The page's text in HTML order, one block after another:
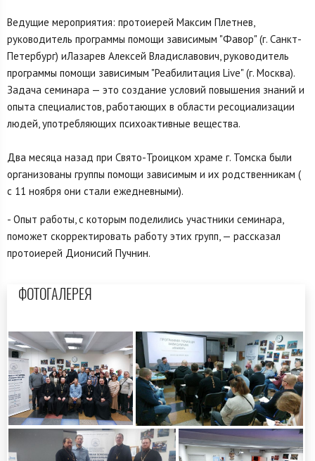
Ведущие мероприятия: протоиерей Максим Плетнев,
руководитель программы помощи зависимым "Фавор" (г. Санкт-
Петербург) иЛазарев Алексей Владиславович, руководитель
программы помощи зависимым "Реабилитация Live" (г. Москва).
Задача семинара — это создание условий повышения знаний и
опыта специалистов, работающих в области ресоциализации
людей, употребляющих психоактивные вещества.
Два месяца назад при Свято-Троицком храме г. Томска были
организованы группы помощи зависимым и их родственникам (
с 11 ноября они стали ежедневными).
- Опыт работы, с которым поделились участники семинара,
поможет скорректировать работу этих групп, — рассказал
протоиерей Дионисий Пучнин.
ФОТОГАЛЕРЕЯ